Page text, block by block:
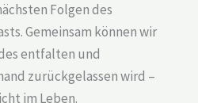
Folgen des
Gemeinsam können wir
entfalten und
zurückgelassen wird –
im Leben.